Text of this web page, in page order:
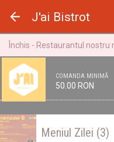
J'ai Bistrot
Închis - Restaurantul
COMANDA MINIMĂ
50.00 RON
Meniul Zilei (3)